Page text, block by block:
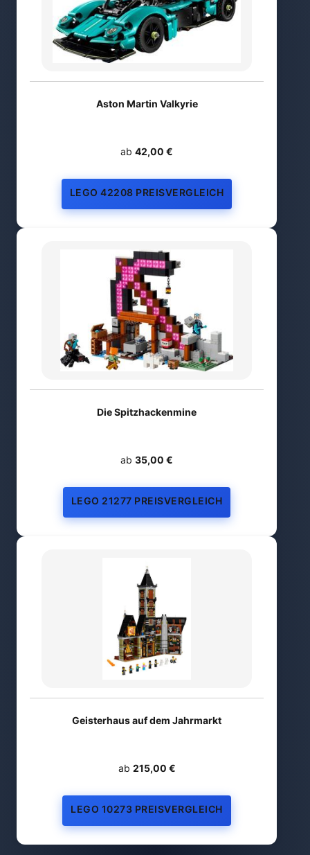
Aston Martin Valkyrie
ab 42,00 €
LEGO 42208 PREISVERGLEICH
Die Spitzhackenmine
ab 35,00 €
LEGO 21277 PREISVERGLEICH
Geisterhaus auf dem Jahrmarkt
ab 215,00 €
LEGO 10273 PREISVERGLEICH